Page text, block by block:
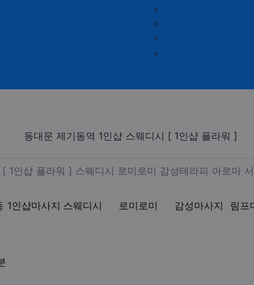
인샵 스웨디시 [ 1인샵 플라
동대문 제기동역 1인샵 스웨디시 [ 1인샵 플라워 ]
샵 스웨디시 [ 1인샵 플라
1인샵 플라워 ] 스웨디시 로미로미 감성테라피 아로마
1인샵마사지 스웨디시 로미로미 감성마사지 림프